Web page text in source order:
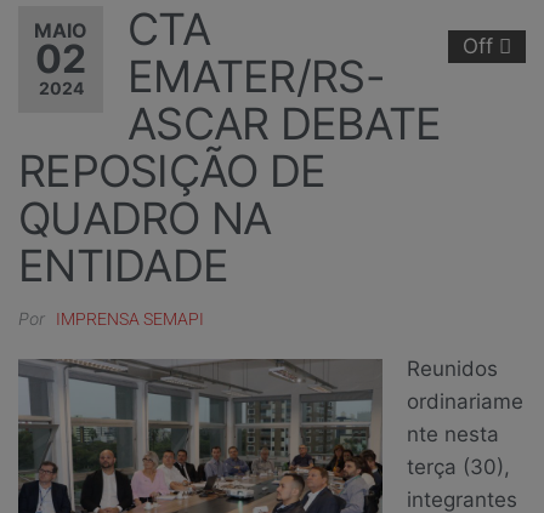
MAIO
02
2024
Off
CTA
EMATER/RS-
ASCAR DEBATE
REPOSIÇÃO DE
QUADRO NA
ENTIDADE
Por IMPRENSA SEMAPI
Reunidos
ordinariame
nte nesta
terça (30),
integrantes